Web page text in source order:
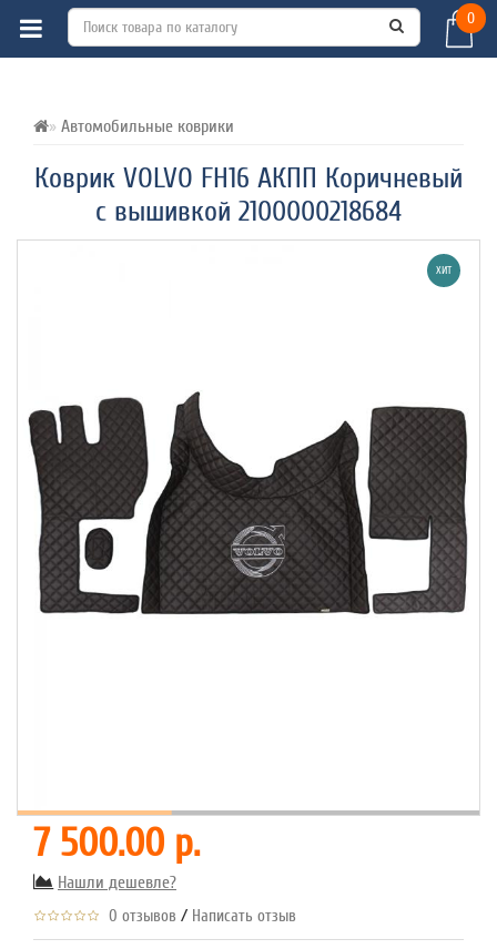
0
Автомобильные коврики
Коврик VOLVO FH16 АКПП Коричневый
с вышивкой 2100000218684
ВСЕ О ТОВАРЕ ХАРАКТЕРИСТИКИ
ХИТ
7 500.00 р.
Нашли дешевле?
0 отзывов / Написать отзыв